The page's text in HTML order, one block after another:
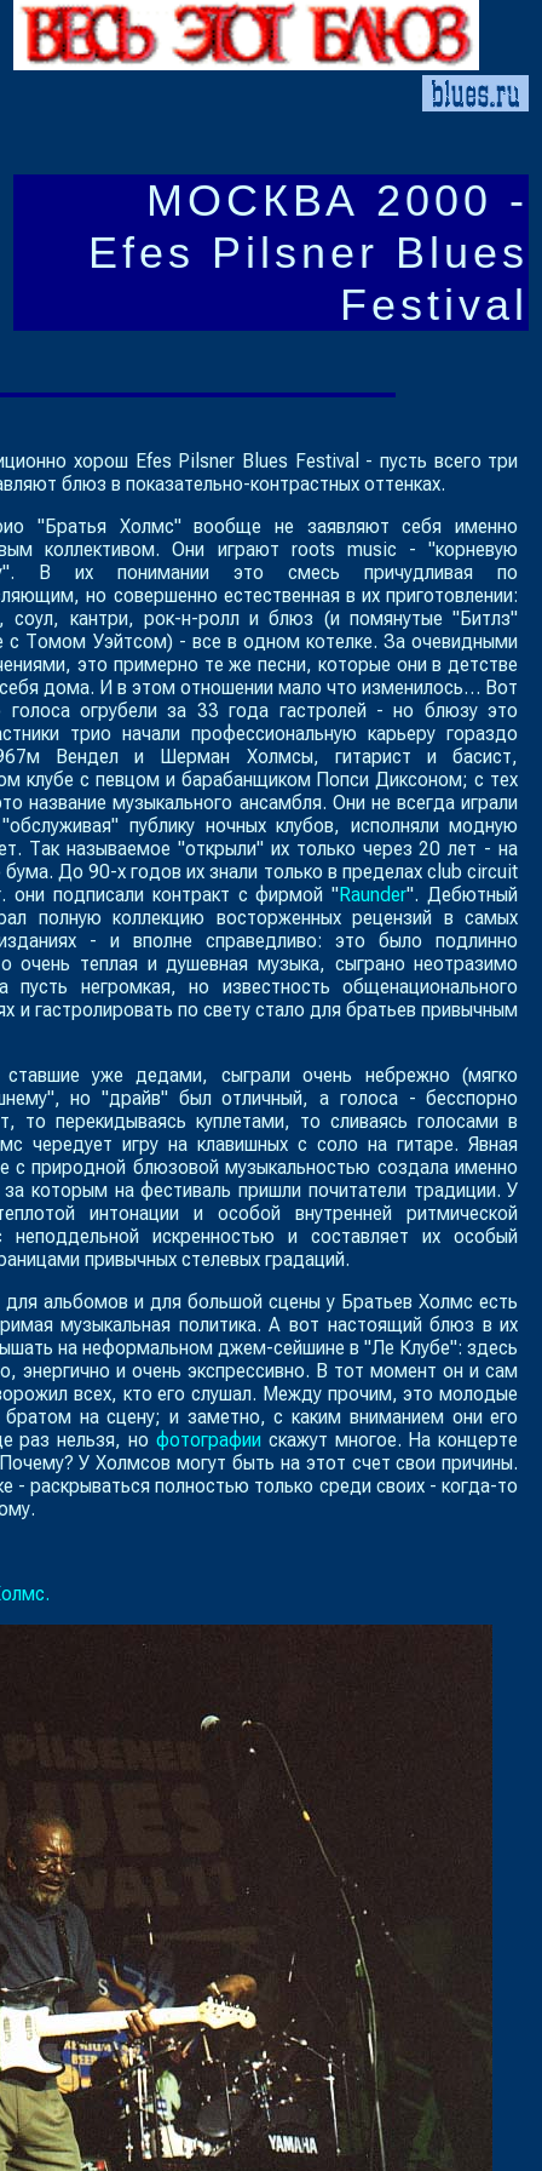
МОСКВА 2000 -
Efes Pilsner Blues
Festival
хорош Efes Pilsner Blues Festival - пусть всего три
блюз в показательно-контрастных оттенках.
"Братья Холмс" вообще не заявляют себя именно
коллективом. Они играют roots music - "корневую
". В их понимании это смесь причудливая по
но совершенно естественная в их приготовлении:
соул, кантри, рок-н-ролл и блюз (и помянутые "Битлз"
с Томом Уэйтсом) - все в одном котелке. За очевидными
это примерно те же песни, которые они в детстве
дома. И в этом отношении мало что изменилось… Вот
голоса огрубели за 33 года гастролей - но блюзу это
трио начали профессиональную карьеру гораздо
Вендел и Шерман Холмсы, гитарист и басист,
клубе с певцом и барабанщиком Попси Диксоном; с тех
название музыкального ансамбля. Они не всегда играли
публику ночных клубов, исполняли модную
Так называемое "открыли"их только через 20 лет - на
бума. До 90-х годов их знали только в пределах club circuit
они подписали контракт с фирмой "Raunder". Дебютный
полную коллекцию восторженных рецензий в самых
- и вполне справедливо: это было подлинно
очень теплая и душевная музыка, сыграно неотразимо
негромкая, но известность общенационального
и гастролировать по свету стало для братьев привычным
уже дедами, сыграли очень небрежно (мягко
но "драйв" был отличный, а голоса - бесспорно
перекидываясь куплетами, то сливаясь голосами в
чередует игру на клавишных с соло на гитаре. Явная
с природной блюзовой музыкальностью создала именно
которым на фестиваль пришли почитатели традиции. У
интонации и особой внутренней ритмической
искренностью и составляет их особый
привычных стелевых градаций.
альбомов и для большой сцены у Братьев Холмс есть
музыкальная политика. А вот настоящий блюз в их
на неформальном джем-сейшине в "Ле Клубе": здесь
энергично и очень экспрессивно. В тот момент он и сам
всех, кто его слушал. Между прочим, это молодые
на сцену; и заметно, с каким вниманием они его
раз нельзя, но фотографиискажут многое. На концерте
У Холмсов могут быть на этот счет свои причины.
- раскрываться полностью только среди своих - когда-то